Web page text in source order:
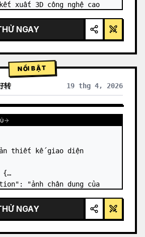
xuất 3D công nghệ cao
"{argument
tím và xanh dương dịu
NGAY
NỔI BẬT
转 19 thg 4, 2026
thiết kế giao diện
{
sơ đồ kỹ thuật màu
NGAY